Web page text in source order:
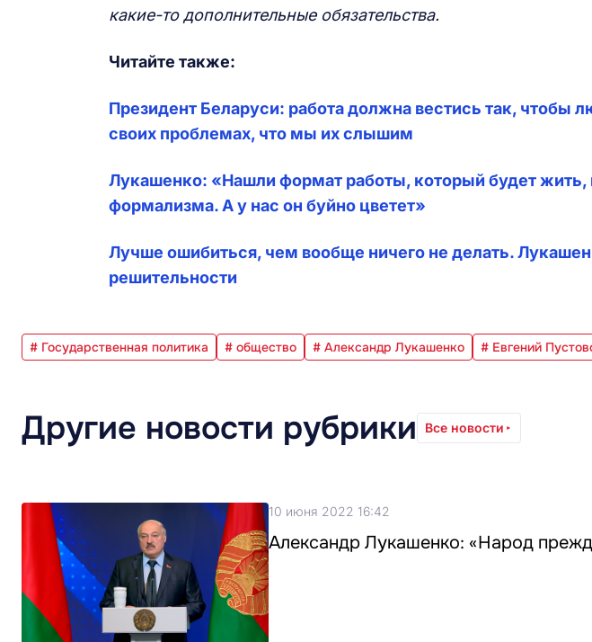
какие-то дополнительные обязательства.
Читайте также:
Президент Беларуси: работа должна вестись так, чтобы
своих проблемах, что мы их слышим
Лукашенко: «Нашли формат работы, который будет жить,
формализма. А у нас он буйно цветет»
Лучше ошибиться, чем вообще ничего не делать.
решительности
# Государственная политика # общество # Александр Лукашенко # Евгений
Другие новости рубрики Все новости
10 июня 2022 16:42
Александр Лукашенко: «Народ